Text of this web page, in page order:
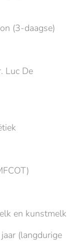
(3-daagse)
Luc De
en kunstmelk
(langdurige